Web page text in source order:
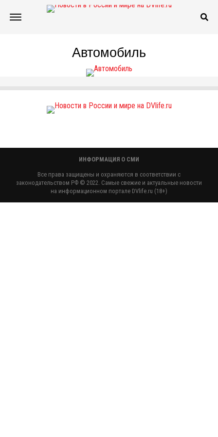
Автомобиль
ИНФОРМАЦИЯ О СМИ
Все права защищены и охраняются в соответствии с
законодательством РФ © 2022. Самые свежие и актуальные новости
на информационном портале DVlife.ru (18+)